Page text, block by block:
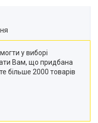
у виборі
Вам, що придбана
більше 2000 товарів